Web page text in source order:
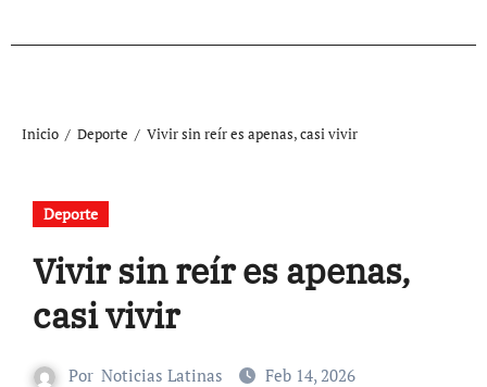
Inicio Deporte Vivir sin reír es apenas, casi vivir
Deporte
Vivir sin reír es apenas,
casi vivir
Por Noticias Latinas Feb 14, 2026